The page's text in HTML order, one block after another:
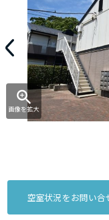
画像を拡大
空室状況をお問い合